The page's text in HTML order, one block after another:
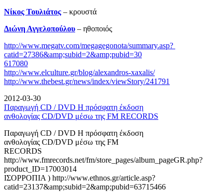
Νίκος Τουλιάτος – κρουστά
Διώνη Αγγελοπούλου – ηθοποιός
http://www.megatv.com/megagegonota/summary.asp?
catid=27386&amp;subid=2&amp;pubid=30
617080
http://www.elculture.gr/blog/alexandros-xaxalis/
http://www.thebest.gr/news/index/viewStory/241791
2012-03-30
Παραγωγή CD / DVD Η πρόσφατη έκδοση
ανθολογίας CD/DVD μέσω της FM RECORDS
Παραγωγή CD / DVD Η πρόσφατη έκδοση
ανθολογίας CD/DVD μέσω της FM
RECORDS
http://www.fmrecords.net/fm/store_pages/album_pageGR.php?
product_ID=17003014
ΙΣΟΡΡΟΠΙΑ ) http://www.ethnos.gr/article.asp?
catid=23137&amp;subid=2&amp;pubid=63715466